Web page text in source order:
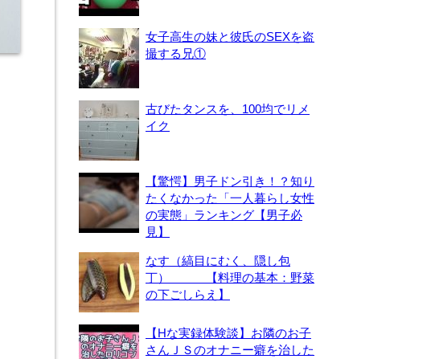
女子高生の妹と彼氏のSEXを盗
撮する兄①
古びたタンスを、100均でリメ
イク
【驚愕】男子ドン引き！？知り
たくなかった「一人暮らし女性
の実態」ランキング【男子必
見】
なす（縞目にむく、隠し包
丁） 【料理の基本：野菜
の下ごしらえ】
【Hな実録体験談】お隣のお子
さんＪＳのオナニー癖を治した